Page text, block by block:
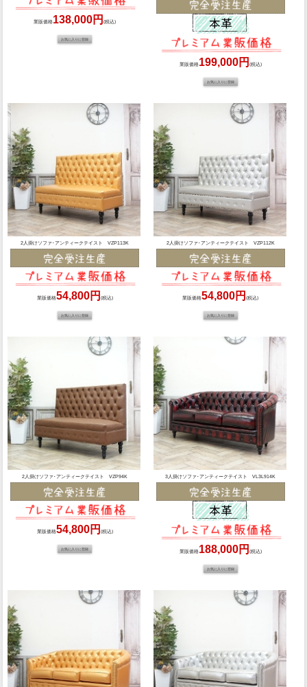
業販価格138,000円(税込)
業販価格199,000円 (税込)
2人掛けソファ･アンティークテイスト VZP113K
業販価格54,800円 (税込)
2人掛けソファ･アンティークテイスト VZP112K
業販価格54,800円(税込)
2人掛けソファ･アンティークテイスト VZP94K
業販価格54,800円 (税込)
3人掛けソファ･アンティークテイスト VL3L914K
業販価格188,000円 (税込)